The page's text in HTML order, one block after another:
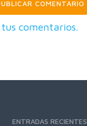
comentarios.
ENTRADAS RECIENTES